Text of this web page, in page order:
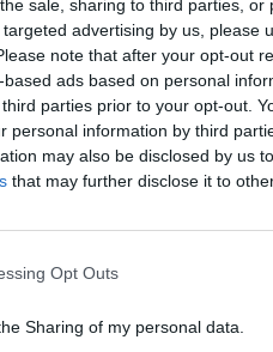
sale, sharing to third parties,
advertising by us, please
note that after your opt-out
ads based on personal
parties prior to your opt-out.
personal information by third
may also be disclosed by us
that may further disclose it to
Opt Outs
Sharing of my personal data.
francês